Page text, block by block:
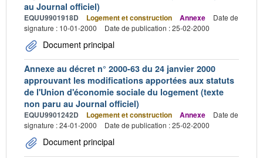
au Journal officiel)
EQUU9901918D Logement et construction Annexe
Date de
signature : 10-01-2000
Date de publication : 25-02-2000
Document principal
Annexe au décret n° 2000-63 du 24 janvier 2000
approuvant les modifications apportées aux statuts
de l'Union d'économie sociale du logement (texte
non paru au Journal officiel)
EQUU9901242D Logement et construction Annexe
Date de
signature : 24-01-2000
Date de publication : 25-02-2000
Document principal